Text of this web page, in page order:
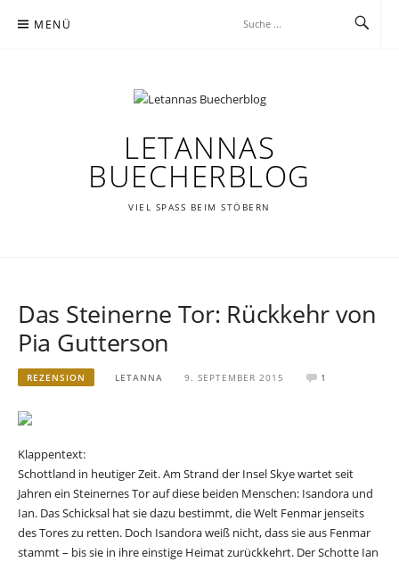
Inhalt MENÜ
LETANNAS
BUECHERBLOG
VIEL SPASS BEIM STÖBERN
Das Steinerne Tor: Rückkehr von
Pia Gutterson
REZENSION LETANNA 9. SEPTEMBER 2015 1
Klappentext:
Schottland in heutiger Zeit. Am Strand der Insel Skye wartet seit
Jahren ein Steinernes Tor auf diese beiden Menschen: Isandora und
Ian. Das Schicksal hat sie dazu bestimmt, die Welt Fenmar jenseits
des Tores zu retten. Doch Isandora weiß nicht, dass sie aus Fenmar
stammt – bis sie in ihre einstige Heimat zurückkehrt. Der Schotte Ian